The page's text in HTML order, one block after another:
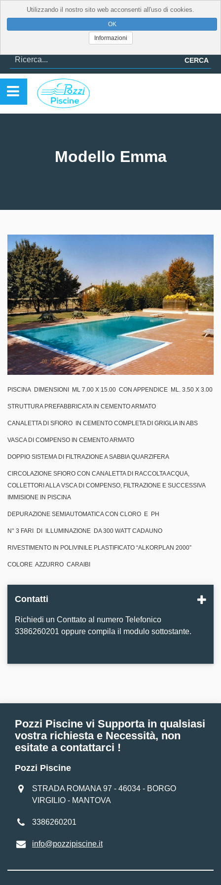
CERCA
Modello Emma
PISCINA DIMENSIONI ML 7.00 X 15.00 CON APPENDICE ML. 3.50 X 3.00
STRUTTURA PREFABBRICATA IN CEMENTO ARMATO
CANALETTA DI SFIORO IN CEMENTO COMPLETA DI GRIGLIA IN ABS
VASCA DI COMPENSO IN CEMENTO ARMATO
DOPPIO SISTEMA DI FILTRAZIONE A SABBIA QUARZIFERA
CIRCOLAZIONE SFIORO CON CANALETTA DI RACCOLTA ACQUA,
COLLETTORI ALLA VSCA DI COMPENSO, FILTRAZIONE E SUCCESSIVA
IMMISIONE IN PISCINA
DEPURAZIONE SEMIAUTOMATICA CON CLORO E PH
N° 3 FARI DI ILLUMINAZIONE DA 300 WATT CADAUNO
RIVESTIMENTO IN POLIVINILE PLASTIFICATO “ALKORPLAN 2000”
COLORE AZZURRO CARAIBI
Contatti
Richiedi un Conttato al numero Telefonico
3386260201 oppure compila il modulo sottostante.
Pozzi Piscine vi Supporta in qualsiasi
vostra richiesta e Necessità, non
esitate a contattarci !
Pozzi Piscine
STRADA ROMANA 97 - 46034 - BORGO
VIRGILIO - MANTOVA
3386260201
info@pozzipiscine.it
Utilizzando il nostro sito web acconsenti all'uso di cookies.
Informazioni